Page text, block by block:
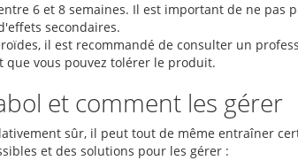
6 et 8 semaines. Il est important de ne pas
secondaires.
il est recommandé de consulter un
que vous pouvez tolérer le produit.
et comment les gérer
sûr, il peut tout de même entraîner
et des solutions pour les gérer :